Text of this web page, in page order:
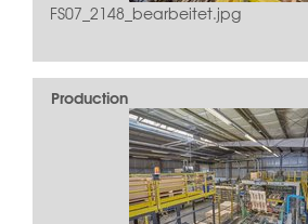
FS07_2148_bearbeitet.jpg
Production